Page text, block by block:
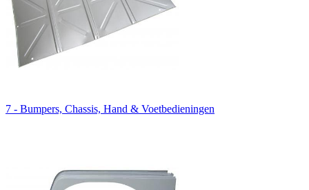
7 - Bumpers, Chassis, Hand & Voetbedieningen